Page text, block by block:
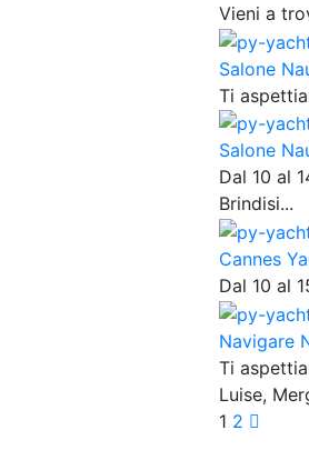
Vieni a
Salone
Ti
Salone
Dal 10 al
Brindisi...
Cannes
Dal 10 al
Navigare
Ti
Luise,
1 2